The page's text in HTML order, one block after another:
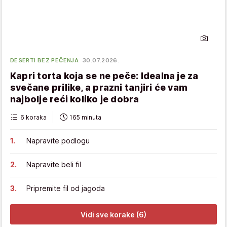
DESERTI BEZ PEČENJA 30.07.2026.
Kapri torta koja se ne peče: Idealna je za
svečane prilike, a prazni tanjiri će vam
najbolje reći koliko je dobra
6 koraka 165 minuta
Napravite podlogu
Napravite beli fil
Pripremite fil od jagoda
Vidi sve korake (6)